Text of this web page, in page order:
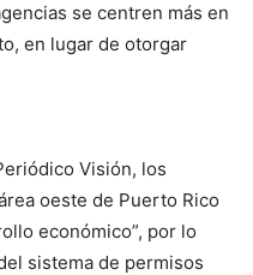
se centren más en
en lugar de otorgar
Visión, los
oeste de Puerto Rico
económico”, por lo
sistema de permisos